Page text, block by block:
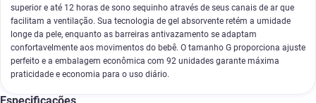
superior e até 12 horas de sono sequinho através de seus canais de ar que
facilitam a ventilação. Sua tecnologia de gel absorvente retém a umidade
longe da pele, enquanto as barreiras antivazamento se adaptam
confortavelmente aos movimentos do bebê. O tamanho G proporciona ajuste
perfeito e a embalagem econômica com 92 unidades garante máxima
praticidade e economia para o uso diário.